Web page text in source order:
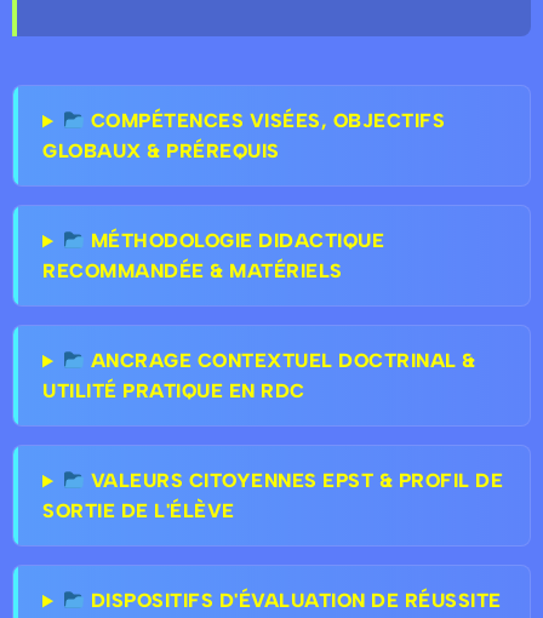
COMPÉTENCES VISÉES, OBJECTIFS
GLOBAUX & PRÉREQUIS
MÉTHODOLOGIE DIDACTIQUE
RECOMMANDÉE & MATÉRIELS
ANCRAGE CONTEXTUEL DOCTRINAL &
UTILITÉ PRATIQUE EN RDC
VALEURS CITOYENNES EPST & PROFIL DE
SORTIE DE L'ÉLÈVE
DISPOSITIFS D'ÉVALUATION DE RÉUSSITE